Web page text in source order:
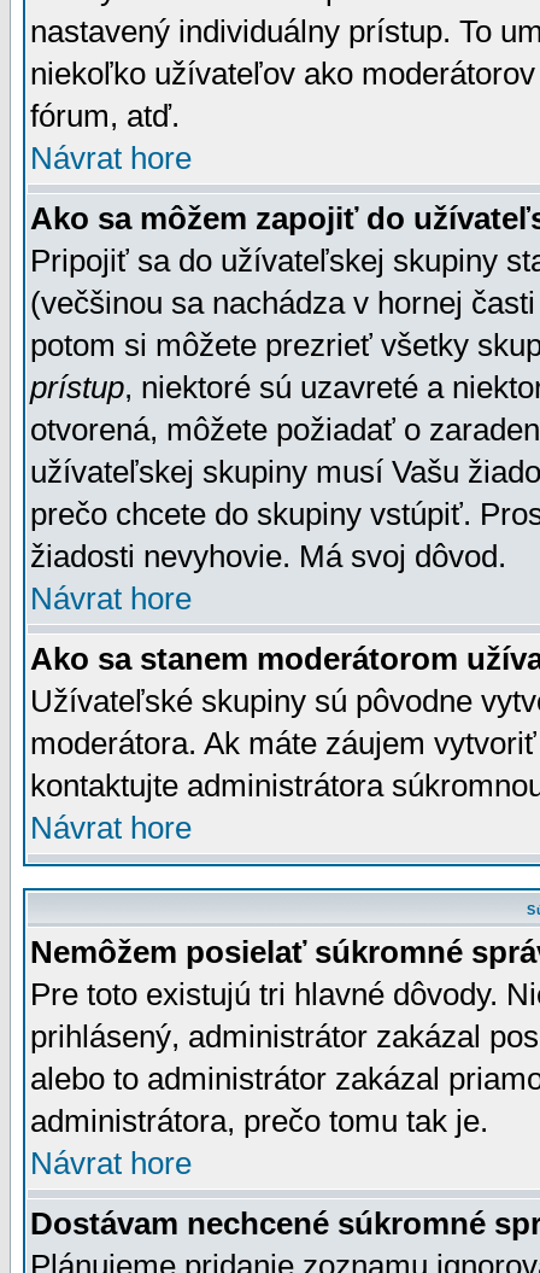
nastavený individuálny prístup. To
niekoľko užívateľov ako
fórum, atď.
Návrat hore
Ako sa môžem zapojiť do
Pripojiť sa do užívateľskej skupiny
(večšinou sa nachádza v hornej
potom si môžete prezrieť všetky
prístup, niektoré sú uzavreté a
otvorená, môžete požiadať o
užívateľskej skupiny musí Vašu
prečo chcete do skupiny vstúpiť.
žiadosti nevyhovie. Má svoj dôvod.
Návrat hore
Ako sa stanem moderátorom
Užívateľské skupiny sú pôvodne
moderátora. Ak máte záujem
kontaktujte administrátora
Návrat hore
Nemôžem posielať súkromné
Pre toto existujú tri hlavné dôvody.
prihlásený, administrátor zakázal
alebo to administrátor zakázal
administrátora, prečo tomu tak je.
Návrat hore
Dostávam nechcené súkromné
Plánujeme pridanie zoznamu